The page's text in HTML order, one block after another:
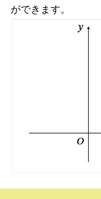
ができます。